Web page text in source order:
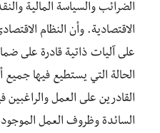
الضرائب والسياسة المالية و
الاقتصادية. وأن النظام
على آليات ذاتية قادرة على
الحالة التي يستطيع فيها جميع
القادرين على العمل والراغبين
السائدة وظروف العمل